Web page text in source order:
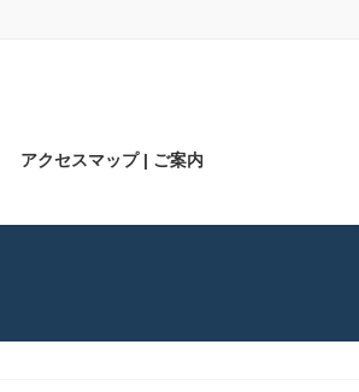
アクセスマップ | ご案内